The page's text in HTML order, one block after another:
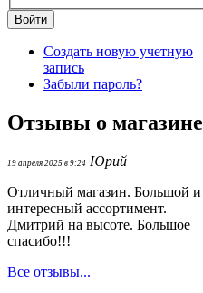
Создать новую учетную
запись
Забыли пароль?
Отзывы о магазине
19 апреля 2025 в 9:24 Юрий
Отличный магазин. Большой и
интересный ассортимент.
Дмитрий на высоте. Большое
спасибо!!!
Все отзывы...